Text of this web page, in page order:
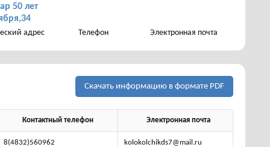
50 лет
адрес Телефон Электронная почта
Скачать информацию в формате PDF
Контактный телефон Электронная почта
8(4832)560962 kolokolchikds7@mail.ru